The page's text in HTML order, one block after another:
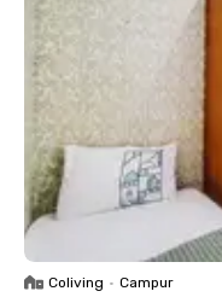
Coliving • Campur